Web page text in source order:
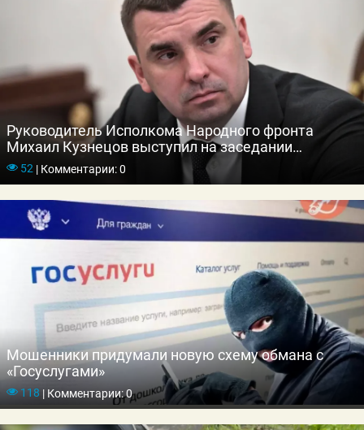
Руководитель Исполкома Народного фронта
Михаил Кузнецов выступил на заседании
Правительства с предложениями по защите
россиян от мошенников
52 |Комментарии: 0
Мошенники придумали новую схему обмана с
«Госуслугами»
118 |Комментарии: 0